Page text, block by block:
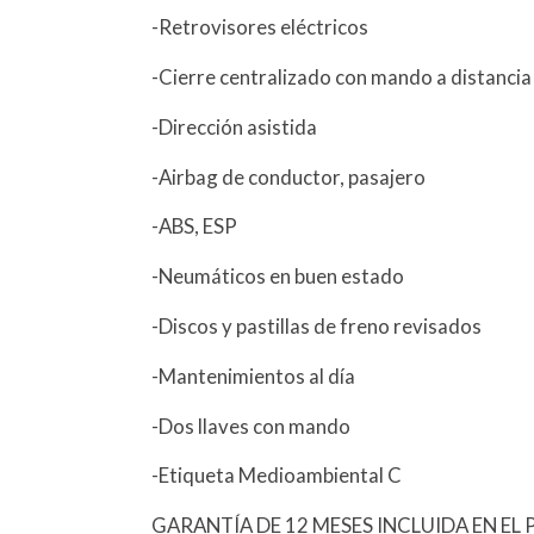
-Retrovisores eléctricos
-Cierre centralizado con mando a distancia
-Dirección asistida
-Airbag de conductor, pasajero
-ABS, ESP
-Neumáticos en buen estado
-Discos y pastillas de freno revisados
-Mantenimientos al día
-Dos llaves con mando
-Etiqueta Medioambiental C
GARANTÍA DE 12 MESES INCLUIDA EN EL